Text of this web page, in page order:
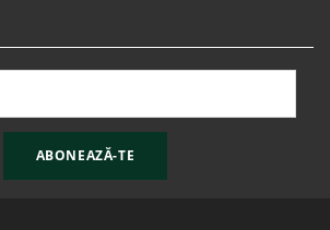
ABONEAZĂ-TE